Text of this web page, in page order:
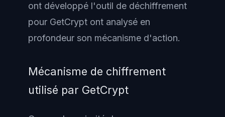
ont développé l'outil de déchiffrement
pour GetCrypt ont analysé en
profondeur son mécanisme d'action.
Mécanisme de chiffrement
utilisé par GetCrypt